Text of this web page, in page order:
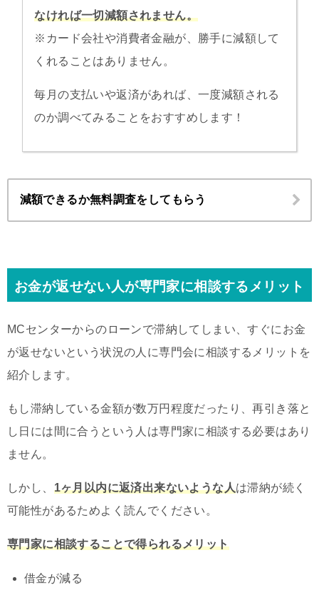
なければ一切減額されません。
※カード会社や消費者金融が、勝手に減額して
くれることはありません。
毎月の支払いや返済があれば、一度減額される
のか調べてみることをおすすめします！
減額できるか無料調査をしてもらう
お金が返せない人が専門家に相談するメリット
MCセンターからのローンで滞納してしまい、すぐにお金
が返せないという状況の人に専門会に相談するメリットを
紹介します。
もし滞納している金額が数万円程度だったり、再引き落と
し日には間に合うという人は専門家に相談する必要はあり
ません。
しかし、 1ヶ月以内に返済出来ないような人は滞納が続く
可能性があるためよく読んでください。
専門家に相談することで得られるメリット
借金が減る